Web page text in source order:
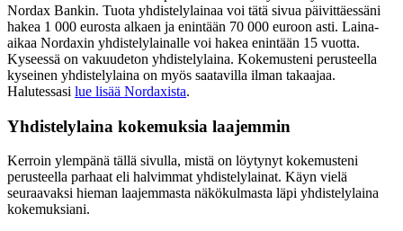
Nordax Bankin. Tuota yhdistelylainaa voi tätä sivua päivittäessäni
hakea 1 000 eurosta alkaen ja enintään 70 000 euroon asti. Laina-
aikaa Nordaxin yhdistelylainalle voi hakea enintään 15 vuotta.
Kyseessä on vakuudeton yhdistelylaina. Kokemusteni perusteella
kyseinen yhdistelylaina on myös saatavilla ilman takaajaa.
Halutessasi lue lisää Nordaxista.
Yhdistelylaina kokemuksia laajemmin
Kerroin ylempänä tällä sivulla, mistä on löytynyt kokemusteni
perusteella parhaat eli halvimmat yhdistelylainat. Käyn vielä
seuraavaksi hieman laajemmasta näkökulmasta läpi yhdistelylaina
kokemuksiani.